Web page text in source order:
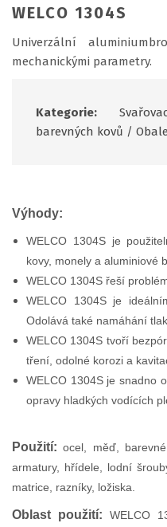
WELCO 1304S
Univerzální
mechanickými parametry.
Kategorie:
barevných kovů /
Výhody:
WELCO 1304S je
kovy, monely a aluminiové
WELCO 1304S řeší
WELCO 1304S je
Odolává také namáhání
WELCO 1304S tvoří
tření, odolné korozi a
WELCO 1304S je snadno
opravy hladkých vodících
Použití: ocel, měď,
armatury, hřídele, lodní
matrice, razníky, ložiska.
Oblast použití:WELCO